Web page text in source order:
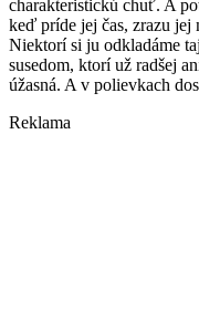
charakteristickú chuť. A
keď príde jej čas, zrazu jej
Niektorí si ju odkladáme
susedom, ktorí už radšej
úžasná. A v polievkach
Reklama